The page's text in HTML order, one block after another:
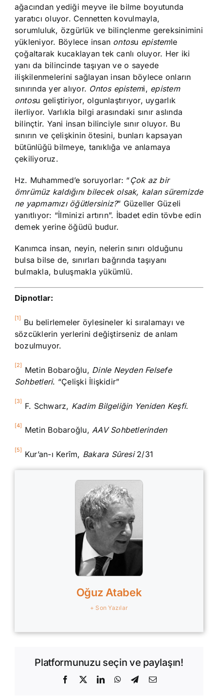
ağacından yediği meyve ile bilme boyutunda
yaratıcı oluyor. Cennetten kovulmayla,
sorumluluk, özgürlük ve bilinçlenme gereksinimini
yükleniyor. Böylece insan ontosu epistemle
çoğaltarak kucaklayan tek canlı oluyor. Her iki
yanı da bilincinde taşıyan ve o sayede
ilişkilenmelerini sağlayan insan böylece onların
sınırında yer alıyor. Ontos epistemi, epistem
ontosu geliştiriyor, olgunlaştırıyor, uygarlık
ilerliyor. Varlıkla bilgi arasındaki sınır aslında
bilinçtir. Yani insan bilinciyle sınır oluyor. Bu
sınırın ve çelişkinin ötesini, bunları kapsayan
bütünlüğü bilmeye, tanıklığa ve anlamaya
çekiliyoruz.
Hz. Muhammed’e soruyorlar: “Çok az bir
ömrümüz kaldığını bilecek olsak, kalan süremizde
ne yapmamızı öğütlersiniz?” Güzeller Güzeli
yanıtlıyor: “İlminizi artırın”. İbadet edin tövbe edin
demek yerine öğüdü budur.
Kanımca insan, neyin, nelerin sınırı olduğunu
bulsa bilse de, sınırları bağrında taşıyanı
bulmakla, buluşmakla yükümlü.
Dipnotlar:
[1] Bu belirlemeler öylesineler ki sıralamayı ve
sözcüklerin yerlerini değiştirseniz de anlam
bozulmuyor.
[2] Metin Bobaroğlu, Dinle Neyden Felsefe
Sohbetleri. “Çelişki İlişkidir”
[3] F. Schwarz, Kadim Bilgeliğin Yeniden Keşfi.
[4] Metin Bobaroğlu,AAV Sohbetlerinden
[5] Kur’an-ı Kerîm, Bakara Sûresi2/31
Oğuz Atabek
+ Son Yazılar
Platformunuzu seçin ve paylaşın!
Facebook
X LinkedInWhatsApp
Telegram
E-